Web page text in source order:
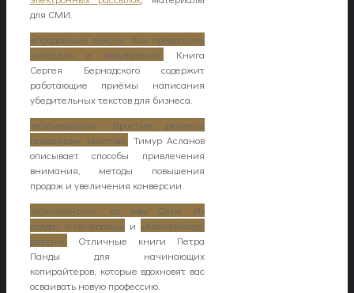
для СМИ.
«Продающие тексты. Как превратить
читателя в покупателя».
Книга
Сергея Бернадского содержит
работающие приёмы написания
убедительных текстов для бизнеса.
«Копирайтинг. Простые рецепты
продающих текстов».
Тимур Асланов
описывает способы привлечения
внимания, методы повышения
продаж и увеличения конверсии.
«Копирайтинг: по зову Сети. Из
солдат в генералы» и «Копирайтер,
расти!».
Отличные книги Петра
Панды для начинающих
копирайтеров, которые вдохновят вас
осваивать новую профессию.